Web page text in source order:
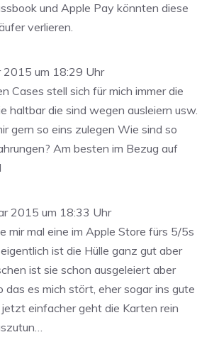
und Apple Pay könnten diese
verlieren.
2015 um 18:29 Uhr
Cases stell sich für mich immer die
haltbar die sind wegen ausleiern usw.
gern so eins zulegen Wie sind so
Am besten im Bezug auf
2015 um 18:33 Uhr
mir mal eine im Apple Store fürs 5/5s
ist die Hülle ganz gut aber
ist sie schon ausgeleiert aber
das es mich stört, eher sogar ins gute
einfacher geht die Karten rein